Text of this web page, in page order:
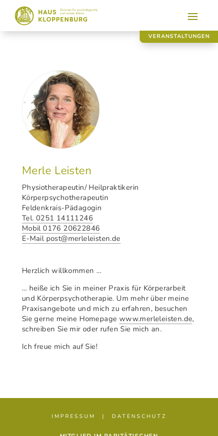
veranstaltungen
Merle Leisten
Physiotherapeutin/ Heilpraktikerin
Körperpsychotherapeutin
Feldenkrais-Pädagogin
Tel. 0251 14111246
Mobil 0176 20622846
E-Mail post@merleleisten.de
Herzlich willkommen …
… heiße ich Sie in meiner Praxis für Körperarbeit
und Körperpsycho­the­ra­pie. Um mehr über meine
Praxisangebote und mich zu erfahren, besuchen
Sie gerne meine Homepage www.merleleisten.de,
schreiben Sie mir oder rufen Sie mich an.
Ich freue mich auf Sie!
IMPRESSUM | DATENSCHUTZ